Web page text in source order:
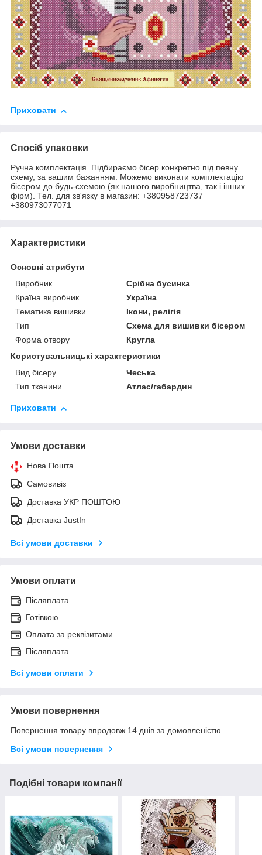
Приховати
Спосіб упаковки
Ручна комплектація. Підбираємо бісер конкретно під певну
схему, за вашим бажанням. Можемо виконати комплектацію
бісером до будь-схемою (як нашого виробництва, так і інших
фірм). Тел. для зв'язку в магазин: +380958723737
+380973077071
Характеристики
Основні атрибути
Виробник
Срібна бусинка
Країна виробник
Україна
Тематика вишивки
Ікони, релігія
Тип
Схема для вишивки бісером
Форма отвору
Кругла
Користувальницькі характеристики
Вид бісеру
Чеська
Тип тканини
Атлас/габардин
Приховати
Умови доставки
Нова Пошта
Самовивіз
Доставка УКР ПОШТОЮ
Доставка JustIn
Всі умови доставки
Умови оплати
Післяплата
Готівкою
Оплата за реквізитами
Післяплата
Всі умови оплати
Умови повернення
Повернення товару впродовж 14 днів за домовленістю
Всі умови повернення
Подібні товари компанії